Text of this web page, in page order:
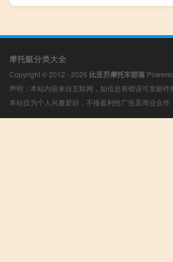
摩托艇分类大全
Copyright © 2012 - 2026 比亚乔摩托车部落
声明：本站内容来自互联网，如信息有错误可发邮
本站仅为个人兴趣爱好，不接盈利性广告及商业合作